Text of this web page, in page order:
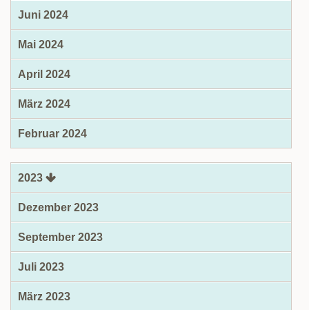
Juni 2024
Mai 2024
April 2024
März 2024
Februar 2024
2023
Dezember 2023
September 2023
Juli 2023
März 2023